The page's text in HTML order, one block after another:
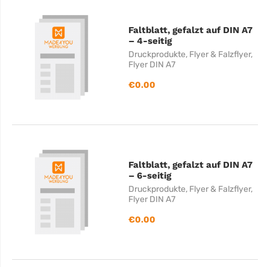
Faltblatt, gefalzt auf DIN A7
– 4-seitig
Druckprodukte, Flyer & Falzflyer,
Flyer DIN A7
€0.00
Faltblatt, gefalzt auf DIN A7
– 6-seitig
Druckprodukte, Flyer & Falzflyer,
Flyer DIN A7
€0.00